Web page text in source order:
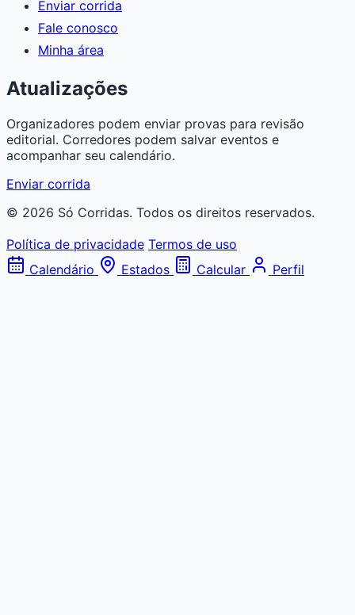
Enviar corrida
Fale conosco
Minha área
Atualizações
Organizadores podem enviar provas para revisão
editorial. Corredores podem salvar eventos e
acompanhar seu calendário.
Enviar corrida
© 2026 Só Corridas. Todos os direitos reservados.
Política de privacidade Termos de uso
Calendário
Estados Calcular Perfil